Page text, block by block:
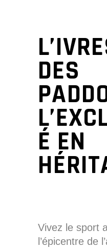
DES
É EN
Vivez le sport
l’épicentre de